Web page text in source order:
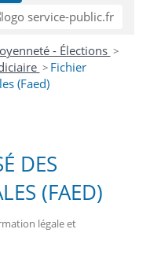
- Élections >
> Fichier
(Faed)
DES
(FAED)
légale et